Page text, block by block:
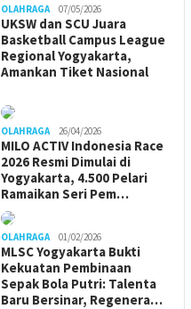
OLAHRAGA 07/05/2026
UKSW dan SCU Juara
Basketball Campus League
Regional Yogyakarta,
Amankan Tiket Nasional
OLAHRAGA 26/04/2026
MILO ACTIV Indonesia Race
2026 Resmi Dimulai di
Yogyakarta, 4.500 Pelari
Ramaikan Seri Pem…
OLAHRAGA 01/02/2026
MLSC Yogyakarta Bukti
Kekuatan Pembinaan
Sepak Bola Putri: Talenta
Baru Bersinar, Regenera…